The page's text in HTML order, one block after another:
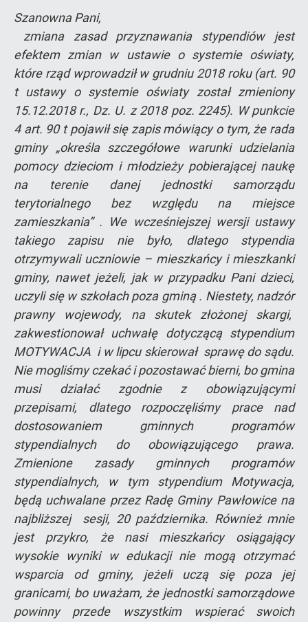
Szanowna Pani,
zmiana zasad przyznawania stypendiów jest
efektem zmian w ustawie o systemie oświaty,
które rząd wprowadził w grudniu 2018 roku (art. 90
t ustawy o systemie oświaty został zmieniony
15.12.2018 r., Dz. U. z 2018 poz. 2245). W punkcie
4 art. 90 t pojawił się zapis mówiący o tym, że rada
gminy „określa szczegółowe warunki udzielania
pomocy dzieciom i młodzieży pobierającej naukę
na terenie danej jednostki samorządu
terytorialnego bez względu na miejsce
zamieszkania” . We wcześniejszej wersji ustawy
takiego zapisu nie było, dlatego stypendia
otrzymywali uczniowie – mieszkańcy i mieszkanki
gminy, nawet jeżeli, jak w przypadku Pani dzieci,
uczyli się w szkołach poza gminą . Niestety, nadzór
prawny wojewody, na skutek złożonej skargi,
zakwestionował uchwałę dotyczącą stypendium
MOTYWACJA i w lipcu skierował sprawę do sądu.
Nie mogliśmy czekać i pozostawać bierni, bo gmina
musi działać zgodnie z obowiązującymi
przepisami, dlatego rozpoczęliśmy prace nad
dostosowaniem gminnych programów
stypendialnych do obowiązującego prawa.
Zmienione zasady gminnych programów
stypendialnych, w tym stypendium Motywacja,
będą uchwalane przez Radę Gminy Pawłowice na
najbliższej sesji, 20 października. Również mnie
jest przykro, że nasi mieszkańcy osiągający
wysokie wyniki w edukacji nie mogą otrzymać
wsparcia od gminy, jeżeli uczą się poza jej
granicami, bo uważam, że jednostki samorządowe
powinny przede wszystkim wspierać swoich